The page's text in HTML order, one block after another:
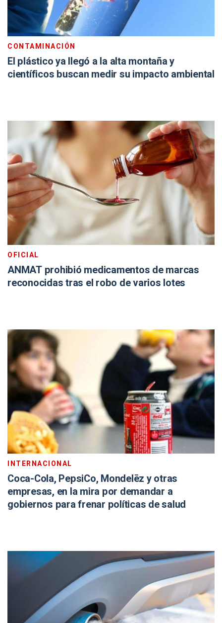
CONTAMINACIÓN
El plástico ya llegó a la alta montaña y
científicos buscan medir su impacto ambiental
OFICIAL
ANMAT prohibió medicamentos de marcas
reconocidas tras el robo de varios lotes
INTERNACIONAL
Coca-Cola, PepsiCo, Mondelēz y otras
empresas, en la mira por demandar a
gobiernos para frenar políticas de salud